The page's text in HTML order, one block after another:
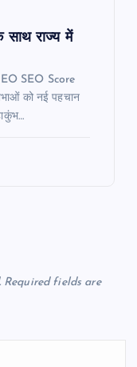
साथ राज्य में
SEO Score
को नई पहचान
Required fields are